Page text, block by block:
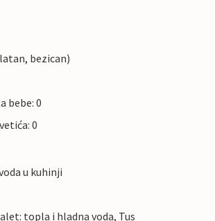
bezican)
bebe: 0
0
u kuhinji
topla i hladna voda, Tus